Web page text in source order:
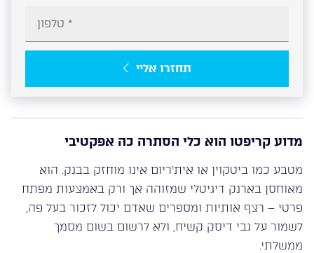
תחזרו אליי
מדוע קריפטו הוא כלי הסתרה כה אפקטיבי
מטבע כמו ביטקוין או אית’ריום אינו מוחזק בבנק. הוא
מאוחסן בארנק דיגיטלי שמזוהה אך ורק באמצעות מפתח
פרטי – רצף אותיות ומספרים שאדם יכול לזכור בעל פה,
לשמור על גבי דיסק קשיח, ולא לרשום בשום מסמך
ממשלתי.